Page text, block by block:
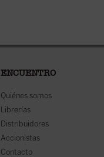
ENCUENTRO
Quiénes somos
Librerías
Distribuidores
Accionistas
Contacto